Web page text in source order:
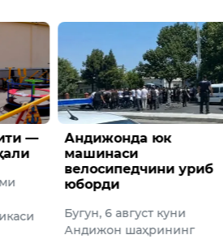
юк
уриб
6 август куни
шаҳрининг
ишида
Олий